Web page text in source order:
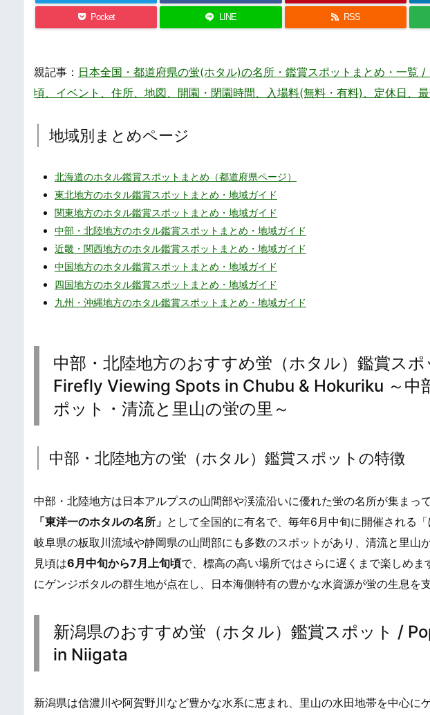
Pocket LINE RSS
親記事： 日本全国・都道府県の蛍(ホタル)の名所・鑑賞スポットまとめ・一
頃、イベント、住所、地図、開園・閉園時間、入場料(無料・有料)、定休日、
地域別まとめページ
北海道のホタル鑑賞スポットまとめ（都道府県ページ）
東北地方のホタル鑑賞スポットまとめ・地域ガイド
関東地方のホタル鑑賞スポットまとめ・地域ガイド
中部・北陸地方のホタル鑑賞スポットまとめ・地域ガイド
近畿・関西地方のホタル鑑賞スポットまとめ・地域ガイド
中国地方のホタル鑑賞スポットまとめ・地域ガイド
四国地方のホタル鑑賞スポットまとめ・地域ガイド
九州・沖縄地方のホタル鑑賞スポットまとめ・地域ガイド
中部・北陸地方のおすすめ蛍（ホタル）鑑賞ス
Firefly Viewing Spots in Chubu & Hokuriku ～中
ポット・清流と里山の蛍の里～
中部・北陸地方の蛍（ホタル）鑑賞スポットの特徴
中部・北陸地方は日本アルプスの山間部や渓流沿いに優れた蛍の名所が集まっ
「東洋一のホタルの名所」 として全国的に有名で、毎年6月中旬に開催される
岐阜県の板取川流域や静岡県の山間部にも多数のスポットがあり、清流と里山
見頃は6月中旬から7月上旬頃で、標高の高い場所ではさらに遅くまで楽しめ
にゲンジボタルの群生地が点在し、日本海側特有の豊かな水資源が蛍の生息を支
新潟県のおすすめ蛍（ホタル）鑑賞スポット /
in Niigata
新潟県は信濃川や阿賀野川など豊かな水系に恵まれ、里山の水田地帯を中心に